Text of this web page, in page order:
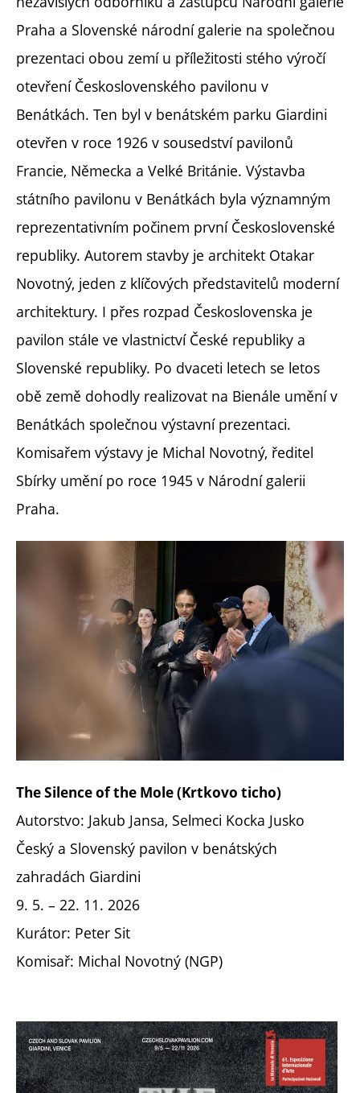
Praha a Slovenské národní galerie na společnou
prezentaci obou zemí u příležitosti stého výročí
otevření Československého pavilonu v
Benátkách. Ten byl v benátském parku Giardini
otevřen v roce 1926 v sousedství pavilonů
Francie, Německa a Velké Británie. Výstavba
státního pavilonu v Benátkách byla významným
reprezentativním počinem první Československé
republiky. Autorem stavby je architekt Otakar
Novotný, jeden z klíčových představitelů moderní
architektury. I přes rozpad Československa je
pavilon stále ve vlastnictví České republiky a
Slovenské republiky. Po dvaceti letech se letos
obě země dohodly realizovat na Bienále umění v
Benátkách společnou výstavní prezentaci.
Komisařem výstavy je Michal Novotný, ředitel
Sbírky umění po roce 1945 v Národní galerii
Praha.
The Silence of the Mole (Krtkovo ticho)
Autorstvo: Jakub Jansa, Selmeci Kocka Jusko
Český a Slovenský pavilon v benátských
zahradách Giardini
9. 5. – 22. 11. 2026
Kurátor: Peter Sit
Komisař: Michal Novotný (NGP)